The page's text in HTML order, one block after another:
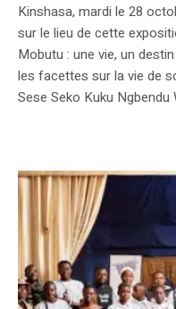
Kinshasa, mardi le 28
sur le lieu de cette
Mobutu : une vie, un
les facettes sur la vie de
Sese Seko Kuku Ngbendu